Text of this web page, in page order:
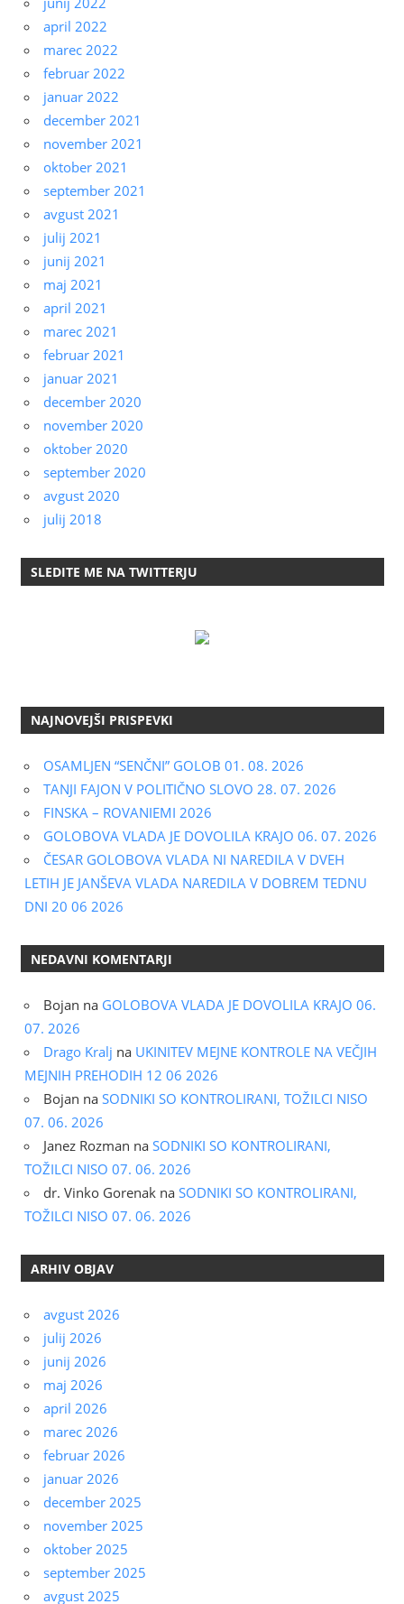
april 2022
marec 2022
februar 2022
januar 2022
december 2021
november 2021
oktober 2021
september 2021
avgust 2021
julij 2021
junij 2021
maj 2021
april 2021
marec 2021
februar 2021
januar 2021
december 2020
november 2020
oktober 2020
september 2020
avgust 2020
julij 2018
SLEDITE ME NA TWITTERJU
NAJNOVEJŠI PRISPEVKI
OSAMLJEN “SENČNI” GOLOB 01. 08. 2026
TANJI FAJON V POLITIČNO SLOVO 28. 07. 2026
FINSKA – ROVANIEMI 2026
GOLOBOVA VLADA JE DOVOLILA KRAJO 06. 07. 2026
ČESAR GOLOBOVA VLADA NI NAREDILA V DVEH
LETIH JE JANŠEVA VLADA NAREDILA V DOBREM TEDNU
DNI 20 06 2026
NEDAVNI KOMENTARJI
Bojan na GOLOBOVA VLADA JE DOVOLILA KRAJO 06.
07. 2026
Drago Kralj na UKINITEV MEJNE KONTROLE NA VEČJIH
MEJNIH PREHODIH 12 06 2026
Bojan na SODNIKI SO KONTROLIRANI, TOŽILCI NISO
07. 06. 2026
Janez Rozman na SODNIKI SO KONTROLIRANI,
TOŽILCI NISO 07. 06. 2026
dr. Vinko Gorenak na SODNIKI SO KONTROLIRANI,
TOŽILCI NISO 07. 06. 2026
ARHIV OBJAV
avgust 2026
julij 2026
junij 2026
maj 2026
april 2026
marec 2026
februar 2026
januar 2026
december 2025
november 2025
oktober 2025
september 2025
avgust 2025